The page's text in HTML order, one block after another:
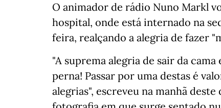
O animador de rádio Nuno Markl
hospital, onde está internado na
feira, realçando a alegria de fazer
"A suprema alegria de sair da
perna! Passar por uma destas é
alegrias", escreveu na manhã